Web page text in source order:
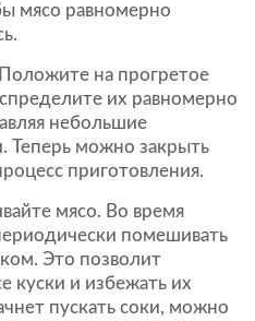
мясо равномерно
Положите на прогретое
их равномерно
небольшие
можно закрыть
приготовления.
мясо. Во время
помешивать
Это позволит
куски и избежать их
пускать соки, можно